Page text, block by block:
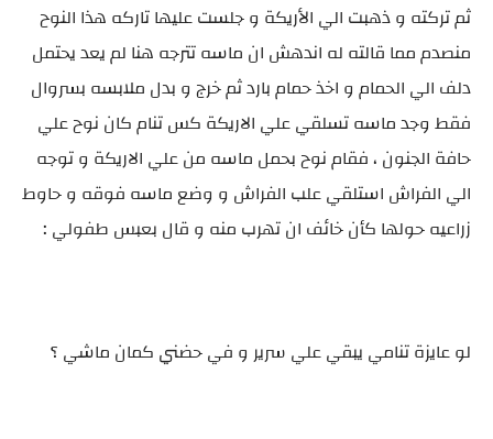
ثم تركته و ذهبت الي الأريكة و جلست عليها تاركه هذا النوح
منصدم مما قالته له اندهش ان ماسه تترجه هنا لم يعد يحتمل
دلف الي الحمام و اخذ حمام بارد ثم خرج و بدل ملابسه بسروال
فقط وجد ماسه تسلقي علي الاريكة كس تنام كان نوح علي
حافة الجنون ، فقام نوح بحمل ماسه من علي الاريكة و توجه
الي الفراش استلقي علب الفراش و وضع ماسه فوقه و حاوط
زراعيه حولها كأن خائف ان تهرب منه و قال بعبس طفولي :
لو عايزة تنامي يبقي علي سرير و في حضني كمان ماشي ؟